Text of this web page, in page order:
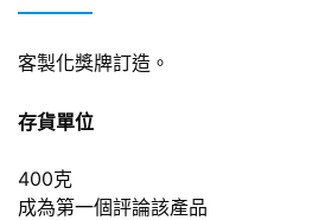
客製化獎牌訂造。
存貨單位
400克
成為第一個評論該產品